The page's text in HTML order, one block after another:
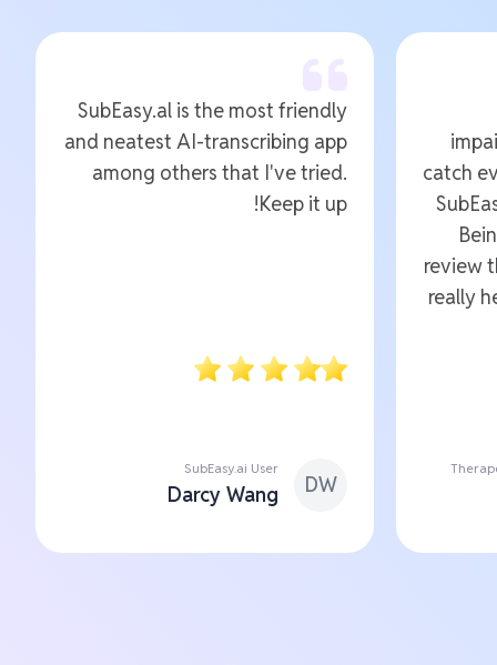
catch
review
really
SubEasy.al is the most friendly
and neatest AI-transcribing app
among others that I've tried.
Keep it up!
DW
SubEasy.ai User
Darcy Wang